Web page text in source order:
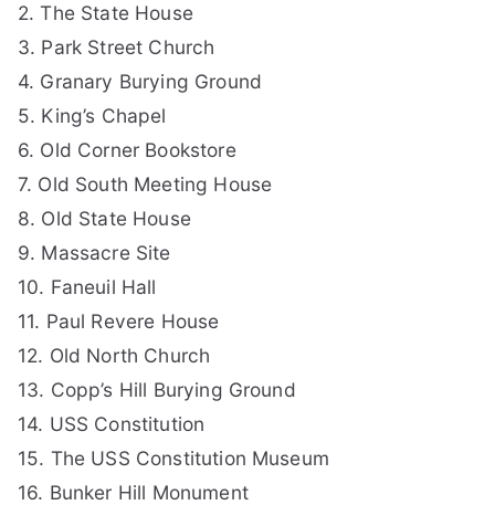
2. The State House
3. Park Street Church
4. Granary Burying Ground
5. King’s Chapel
6. Old Corner Bookstore
7. Old South Meeting House
8. Old State House
9. Massacre Site
10. Faneuil Hall
11. Paul Revere House
12. Old North Church
13. Copp’s Hill Burying Ground
14. USS Constitution
15. The USS Constitution Museum
16. Bunker Hill Monument